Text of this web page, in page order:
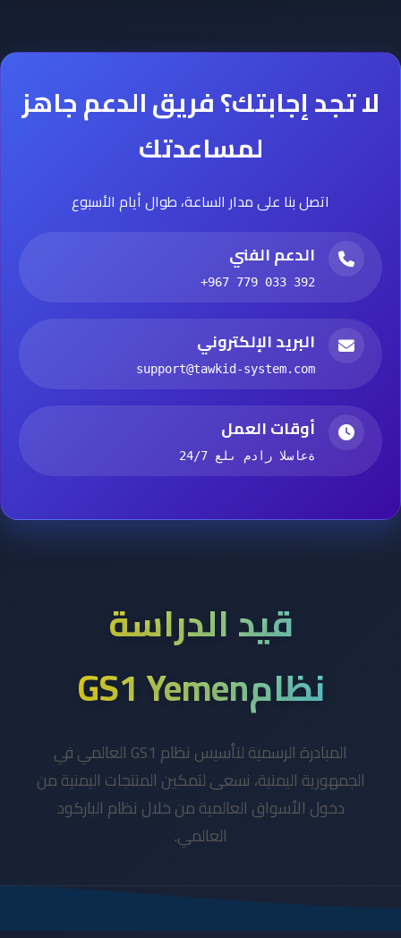
الخاصة بك ستعكس بلد التسجيل في الشركة الأم.
لا تجد إجابتك؟ فريق الدعم جاهز
لمساعدتك
اتصل بنا على مدار الساعة، طوال أيام الأسبوع
الدعم الفني
+967 779 033 392
البريد الإلكتروني
support@tawkid-system.com
أوقات العمل
24/7 على مدار الساعة
قيد الدراسة
نظامGS1 Yemen
المبادرة الرسمية لتأسيس نظام GS1 العالمي في
الجمهورية اليمنية، نسعى لتمكين المنتجات اليمنية من
دخول الأسواق العالمية من خلال نظام الباركود
العالمي.